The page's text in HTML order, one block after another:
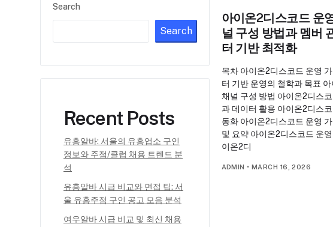
Search
Search
Recent Posts
유흥알바: 서울의 유흥업소 구인
정보와 주점/클럽 채용 트렌드 분
석
유흥알바 시급 비교와 면접 팁: 서
울 유흥주점 구인 공고 모음 분석
여우알바 시급 비교 및 최신 채용
아이온2디스코드 운
널 구성 방법과 멤버
터 기반 최적화
목차 아이온2디스코드 운영
터 기반 운영의 철학과 목표
채널 구성 방법 아이온2디스
과 데이터 활용 아이온2디스
동화 아이온2디스코드 운영
및 요약 아이온2디스코드 운
이온2디
ADMIN • MARCH 16, 2026